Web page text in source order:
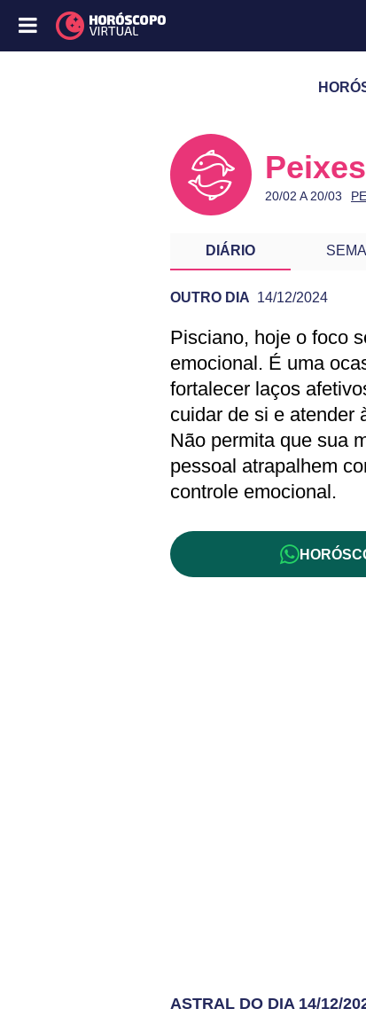
Peixes
20/02 A 20/03
DIÁRIO
OUTRO DIA 14/12/2024
PREVISÃO DE
Pisciano, hoje o foco
emocional. É uma
fortalecer laços
cuidar de si e atender
Não permita que sua
pessoal atrapalhem
controle emocional.
ASTRAL DO DIA 14/12/